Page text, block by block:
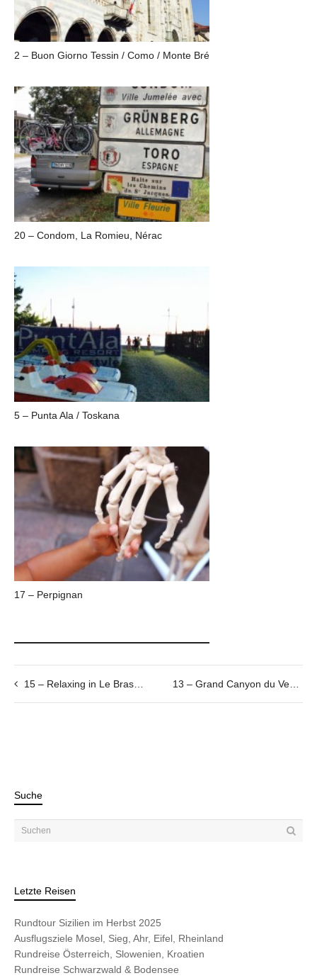
2 – Buon Giorno Tessin / Como / Monte Bré
20 – Condom, La Romieu, Nérac
5 – Punta Ala / Toskana
17 – Perpignan
15 – Relaxing in Le Brasilia 13 – Grand Canyon du Verdon
Suche
Letzte Reisen
Rundtour Sizilien im Herbst 2025
Ausflugsziele Mosel, Sieg, Ahr, Eifel, Rheinland
Rundreise Österreich, Slowenien, Kroatien
Rundreise Schwarzwald & Bodensee